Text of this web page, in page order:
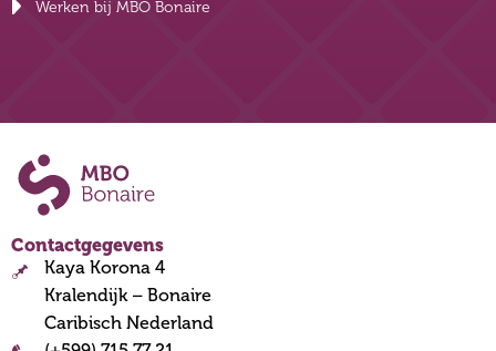
Werken bij MBO Bonaire
Contactgegevens
Kaya Korona 4
Kralendijk – Bonaire
Caribisch Nederland